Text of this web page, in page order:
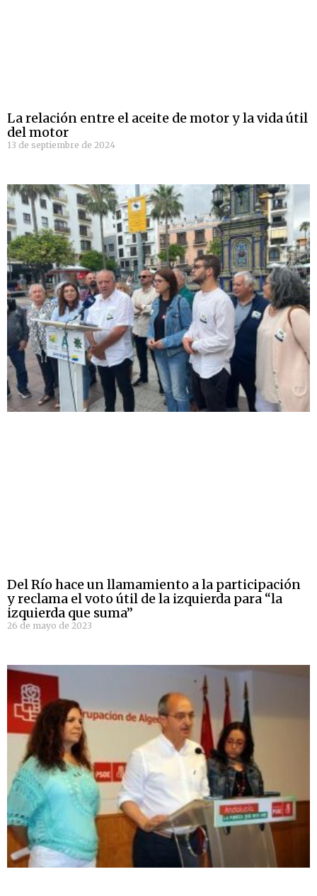
La relación entre el aceite de motor y la vida útil
del motor
13 de septiembre de 2024
Del Río hace un llamamiento a la participación
y reclama el voto útil de la izquierda para “la
izquierda que suma”
26 de mayo de 2023